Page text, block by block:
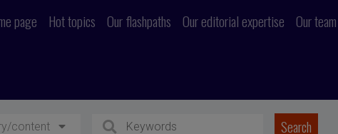
page Hot topics Our flashpaths Our editorial expertise Our team
content